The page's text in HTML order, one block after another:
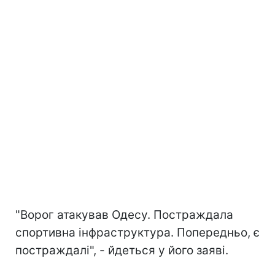
"Ворог атакував Одесу. Постраждала
спортивна інфраструктура. Попередньо, є
постраждалі", - йдеться у його заяві.